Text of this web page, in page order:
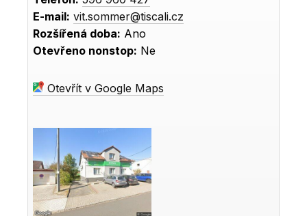
E-mail: vit.sommer@tiscali.cz
Rozšířená doba: Ano
Otevřeno nonstop: Ne
Otevřít v Google Maps